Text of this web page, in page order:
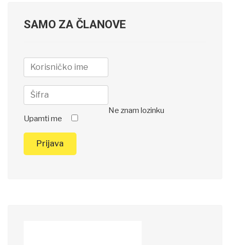
SAMO ZA ČLANOVE
Upamti me
Prijava
Ne znam lozinku